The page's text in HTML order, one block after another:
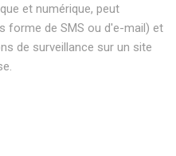
et numérique, peut
forme de SMS ou d'e-mail) et
de surveillance sur un site